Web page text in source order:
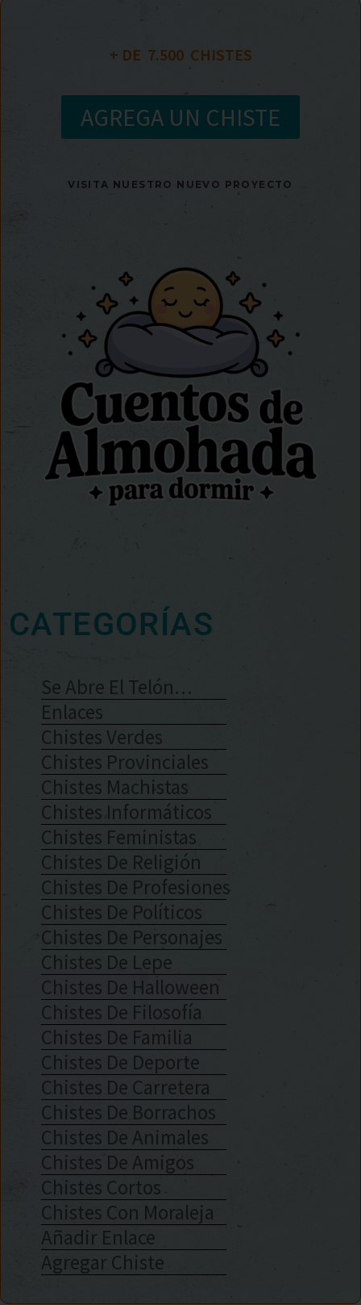
+ DE 7.500
  CHISTES
AGREGA UN CHISTE
VISITA NUESTRO NUEVO PROYECTO
CATEGORÍAS
Se Abre El Telón…
Enlaces
Chistes Verdes
Chistes Provinciales
Chistes Machistas
Chistes Informáticos
Chistes Feministas
Chistes De Religión
Chistes De Profesiones
Chistes De Políticos
Chistes De Personajes
Chistes De Lepe
Chistes De Halloween
Chistes De Filosofía
Chistes De Familia
Chistes De Deporte
Chistes De Carretera
Chistes De Borrachos
Chistes De Animales
Chistes De Amigos
Chistes Cortos
Chistes Con Moraleja
Añadir Enlace
Agregar Chiste